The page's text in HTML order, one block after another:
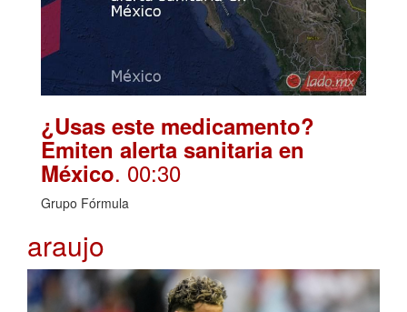
¿Usas este medicamento?
Emiten alerta sanitaria en
México. 00:30
Grupo Fórmula
araujo